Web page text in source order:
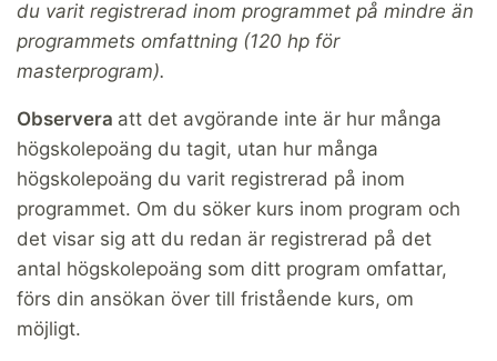
du varit registrerad inom programmet på mindre än
programmets omfattning (120 hp för
masterprogram).
Observera att det avgörande inte är hur många
högskolepoäng du tagit, utan hur många
högskolepoäng du varit registrerad på inom
programmet. Om du söker kurs inom program och
det visar sig att du redan är registrerad på det
antal högskolepoäng som ditt program omfattar,
förs din ansökan över till fristående kurs, om
möjligt.